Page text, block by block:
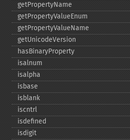
getPropertyName
getPropertyValueEnum
getPropertyValueName
getUnicodeVersion
hasBinaryProperty
isalnum
isalpha
isbase
isblank
iscntrl
isdefined
isdigit